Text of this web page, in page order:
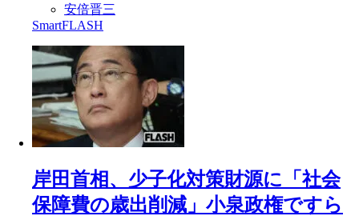
安倍晋三
SmartFLASH
岸田首相、少子化対策財源に「社会
保障費の歳出削減」小泉政権ですら